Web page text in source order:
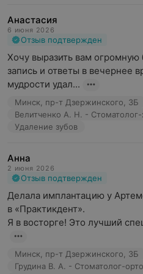
зубном ряду при
Как проводится
конструкций может
зубном ряду, при этом может
конструкции оказывают
челюсти.
Несъёмные конструкции:
Брекеты — одни из
Анастасия
6 июня 2026
Отзыв подтвержден
Хочу выразить вам огромную
запись и ответы в вечернее
мудрости удал...
Минск, пр-т Дзержинского, 3Б
Велитченко А. Н. -
Удаление зубов
Анна
2 июня 2026
Отзыв подтвержден
Делала имплантацию у
в «Практикдент».
Я в восторге! Это лучший
Минск, пр-т Дзержинского, 3Б
Грудина В. А. - Стоматолог-